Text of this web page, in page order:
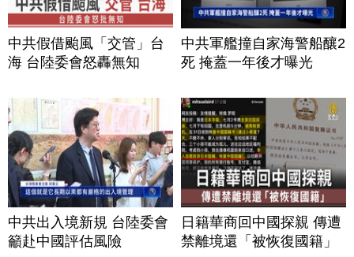
中共假借颱風「交管」台
海 台陸委會怒轟無知
中共軍艦撞自家海警船釀2
死 掩蓋一年後才曝光
中共出入境新規 台陸委會
籲赴中國評估風險
日籍華商回中國探親 傳遭
禁離境還「被恢復國籍」